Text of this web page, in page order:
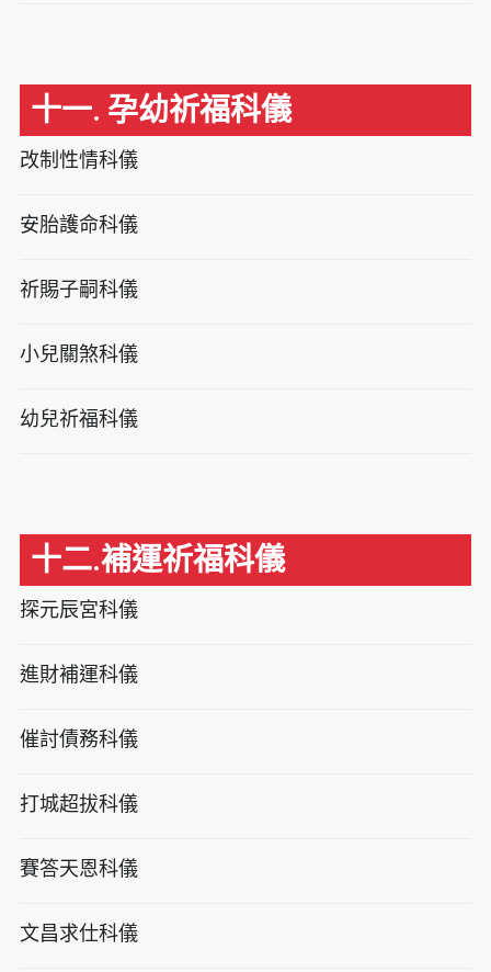
十一. 孕幼祈福科儀
改制性情科儀
安胎護命科儀
祈賜子嗣科儀
小兒關煞科儀
幼兒祈福科儀
十二.補運祈福科儀
探元辰宮科儀
進財補運科儀
催討債務科儀
打城超拔科儀
賽答天恩科儀
文昌求仕科儀